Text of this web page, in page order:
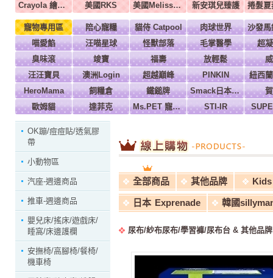
Crayola 繪兒樂
美國RKS 美國Melissa & Doug 新安琪兒臻護
寵物專用區 陪心寵糧 貓侍 Catpool
肉球世界
喵愛餡
汪喵星球 怪獸部落 毛掌醫學
超
臭味滾
竣寶 福壽 放輕鬆
汪汪寶貝
澳洲Login 超越巔峰 PINKIN
紐西
HeroMama
飼糧倉 鐵鎚牌 Smack日本正宗
歐姆貓
達菲克 Ms.PET 寵物小姐 STI-IR
OK蹦/痘痘貼/透氣膠
帶
小動物區
汽座-週邊商品
推車-週邊商品
嬰兒床/搖床/遊戲床/
睡窩/床邊護欄
安撫椅/高腳椅/餐椅/
機車椅
全部商品 其他品牌
日本 Exprenade 韓國
尿布/紗布尿布/學習褲/尿布台 & 其他品